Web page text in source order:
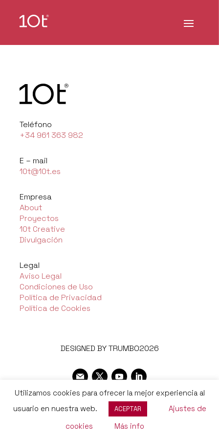
Teléfono
+34 961 363 982
E – mail
10t@10t.es
Empresa
About
Proyectos
10t Creative
Divulgación
Legal
Aviso Legal
Condiciones de Uso
Política de Privacidad
Política de Cookies
DESIGNED BY TRUMBO2026
Utilizamos cookies para ofrecer la mejor experiencia al
usuario en nuestra web.
ACEPTAR
Ajustes de
cookies
Más info